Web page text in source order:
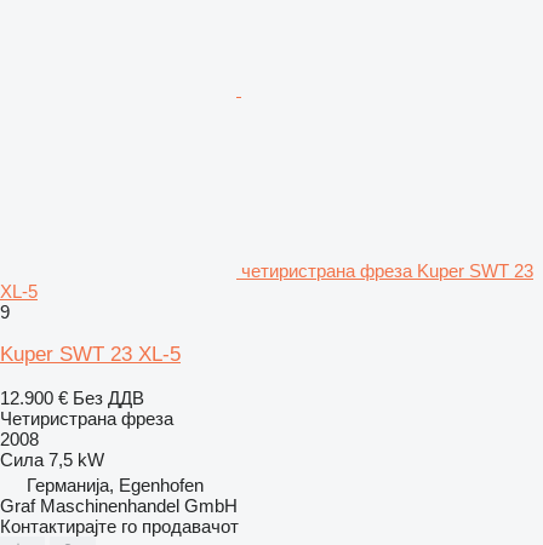
четиристрана фреза Kuper SWT 23
XL-5
9
Kuper SWT 23 XL-5
12.900 € Без ДДВ
Четиристрана фреза
2008
Сила 7,5 kW
Германија, Egenhofen
Graf Maschinenhandel GmbH
Контактирајте го продавачот